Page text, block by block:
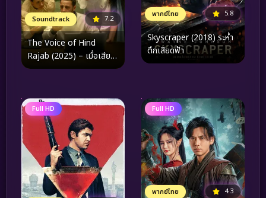
Soundtrack 7.2
The Voice of Hind
Rajab (2025) – เมื่อเสียง
เล็กๆ กลายเป็นแรงสั่น
พากย์ไทย 5.8
Skyscraper (2018) ระห่ำ
ตึกเสียดฟ้า
Full HD Full HD
พากย์ไทย 4.3